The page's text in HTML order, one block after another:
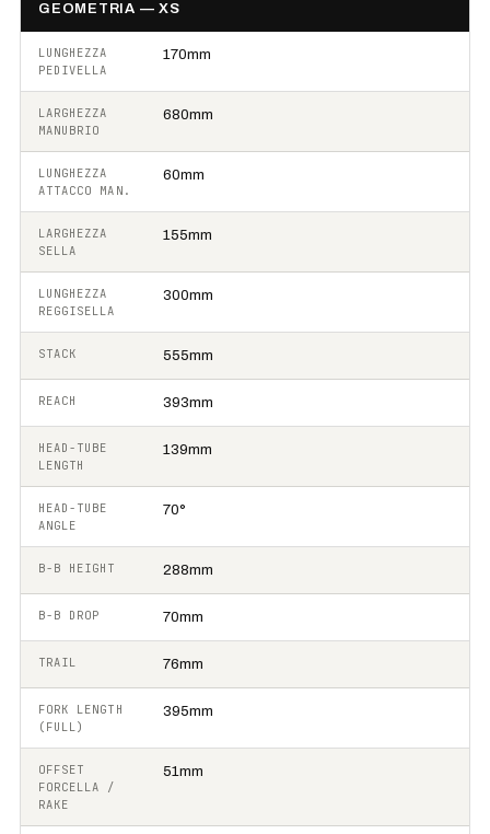
GEOMETRIA — XS
LUNGHEZZA
PEDIVELLA
170mm
LARGHEZZA
MANUBRIO
680mm
LUNGHEZZA
ATTACCO MAN.
60mm
LARGHEZZA
SELLA
155mm
LUNGHEZZA
REGGISELLA
300mm
STACK 555mm
REACH 393mm
HEAD-TUBE
LENGTH
139mm
HEAD-TUBE
ANGLE
70°
B-B HEIGHT 288mm
B-B DROP 70mm
TRAIL 76mm
FORK LENGTH
(FULL)
395mm
OFFSET
FORCELLA /
RAKE
51mm